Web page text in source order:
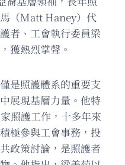
（Matt Haney）代
者、工會執行委員梁
獲熱烈掌聲。
是照護體系的重要支
展現基層力量。他特
照護工作，十多年來
極參與工會事務，投
政策討論，是照護者